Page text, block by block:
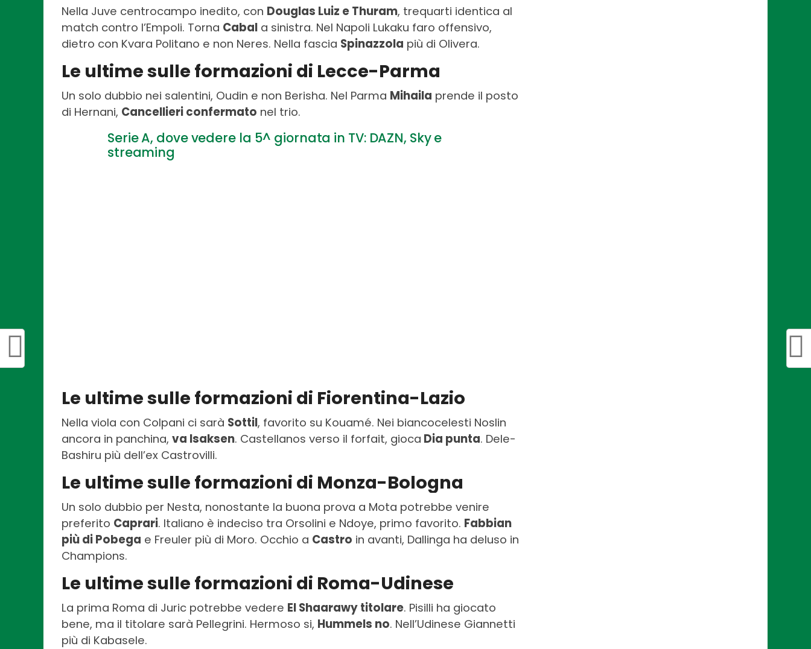
Nella Juve centrocampo inedito, con Douglas Luiz e Thuram, trequarti identica al
match contro l’Empoli. Torna Cabal a sinistra. Nel Napoli Lukaku faro offensivo,
dietro con Kvara Politano e non Neres. Nella fascia Spinazzola più di Olivera.
Le ultime sulle formazioni di Lecce-Parma
Un solo dubbio nei salentini, Oudin e non Berisha. Nel Parma Mihaila prende il posto
di Hernani, Cancellieri confermato nel trio.
Serie A, dove vedere la 5^ giornata in TV: DAZN, Sky e
streaming
Le ultime sulle formazioni di Fiorentina-Lazio
Nella viola con Colpani ci sarà Sottil, favorito su Kouamé. Nei biancocelesti Noslin
ancora in panchina, va Isaksen. Castellanos verso il forfait, gioca Dia punta. Dele-
Bashiru più dell’ex Castrovilli.
Le ultime sulle formazioni di Monza-Bologna
Un solo dubbio per Nesta, nonostante la buona prova a Mota potrebbe venire
preferito Caprari. Italiano è indeciso tra Orsolini e Ndoye, primo favorito. Fabbian
più di Pobega e Freuler più di Moro. Occhio a Castro in avanti, Dallinga ha deluso in
Champions.
Le ultime sulle formazioni di Roma-Udinese
La prima Roma di Juric potrebbe vedere El Shaarawy titolare. Pisilli ha giocato
bene, ma il titolare sarà Pellegrini. Hermoso si, Hummels no. Nell’Udinese Giannetti
più di Kabasele.